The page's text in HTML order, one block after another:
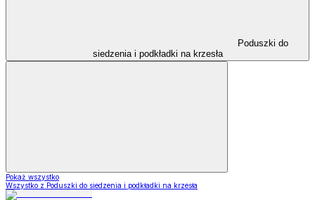
Poduszki do
siedzenia i podkładki na krzesła
Pokaż wszystko
Wszystko z Poduszki do siedzenia i podkładki na krzesła